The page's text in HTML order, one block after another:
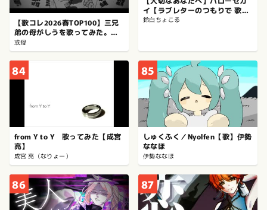
【歌コレ2026春TOP100】三兄
弟の母がしうを歌ってみた。
【最低の犠牲者に愛を】
或母
イ【ラブレターのつもりで 歌っ
てみた】【鈴白ちょこる】
鈴白ちょこる
84
from Y to Y 歌ってみた【成宮
亮】
成宮 亮（なりょー）
85
しゅくふく／Nyolfen【歌】伊勢
ななほ
伊勢ななほ
86 87